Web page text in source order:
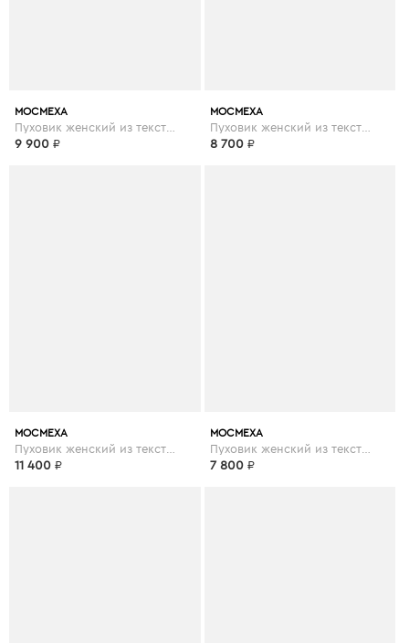
МОСМЕХА
9 900 ₽
МОСМЕХА
Пуховик женский из текстиля с капюшоном
8 700 ₽
МОСМЕХА
11 400 ₽
МОСМЕХА
Пуховик женский из текстиля с капюшоном
7 800 ₽